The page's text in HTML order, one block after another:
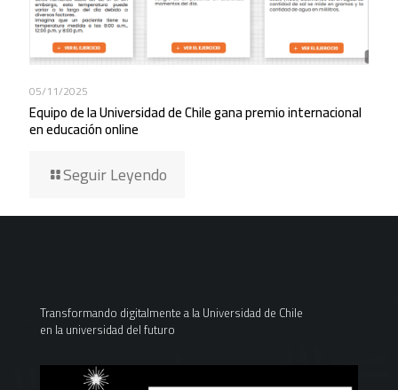
05/11/2025
Equipo de la Universidad de Chile gana premio internacional
en educación online
Seguir Leyendo
Transformando digitalmente a la Universidad de Chile
en la universidad del futuro